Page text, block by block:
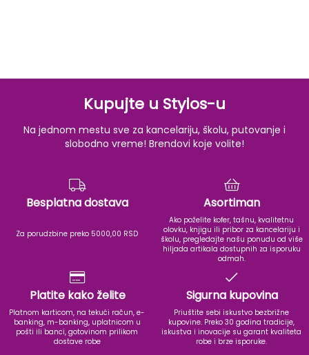
Kupujte u Stylos-u
Na jednom mestu sve za kancelariju, školu, putovanje i
slobodno vreme! Brendovi koje volite!
Besplatna dostava
Za porudzbine preko 5000,00 RSD
Asortiman
Ako poželite kofer, tašnu, kvalitetnu
olovku, knjigu ili pribor za kancelariju i
školu, pregledajte našu ponudu od više
hiljada artikala dostupnih za isporuku
odmah.
Platite kako želite
Platnom karticom, na tekući račun, e-
banking, m-banking, uplatnicom u
pošti ili banci, gotovinom prilikom
dostave robe
Sigurna kupovina
Priuštite sebi iskustvo bezbrižne
kupovine. Preko 30 godina tradicije,
iskustva i inovacije su garant kvaliteta
robe i brze isporuke.